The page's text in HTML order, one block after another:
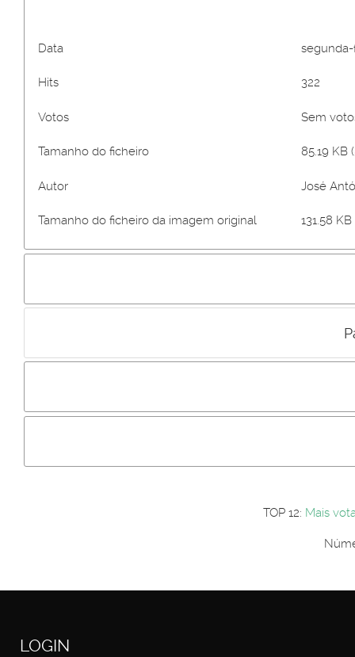
Data segunda-
Hits 322
Votos Sem
Tamanho do ficheiro 85.19 KB
Autor José
Tamanho do ficheiro da imagem original 131.58
Incluir imagem :
Os
Primeiro autentique-se...
TOP 12: Mais
LOGIN